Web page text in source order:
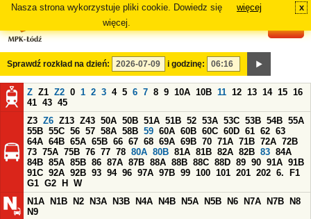
Nasza strona wykorzystuje pliki cookie. Dowiedz się
więcej.
więcej x
Sprawdź rozkład na dzień: i godzinę:
Z Z1 Z2 0 1 2 3 4 5 6 7 8 9 10A 10B 11 12 13 14 15 16
41 43 45
Z3 Z6 Z13 Z43 50A 50B 51A 51B 52 53A 53C 53B 54B 55A
55B 55C 56 57 58A 58B 59 60A 60B 60C 60D 61 62 63
64A 64B 65A 65B 66 67 68 69A 69B 70 71A 71B 72A 72B
73 75A 75B 76 77 78 80A 80B 81A 81B 82A 82B 83 84A
84B 85A 85B 86 87A 87B 88A 88B 88C 88D 89 90 91A 91B
91C 92A 92B 93 94 96 97A 97B 99 100 101 201 202 6.
F1
G1 G2 H
W
N1A
N1B N2 N3A N3B N4A N4B N5A N5B N6 N7A N7B
N8
N9